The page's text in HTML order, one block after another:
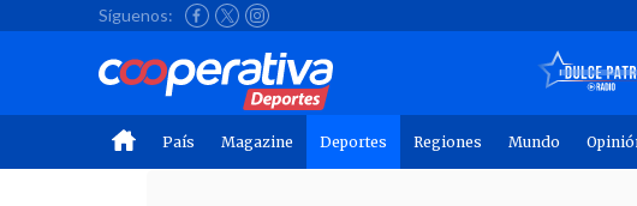
Síguenos:
País Magazine Deportes Regiones Mundo